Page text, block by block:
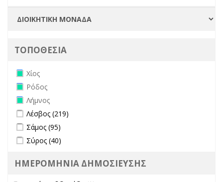
ΤΟΠΟΘΕΣΙΑ
Remove Χίος filter
Χίος
Remove Ρόδος filter
Ρόδος
Remove Λήμνος filter
Λήμνος
Apply Λέσβος filter
Λέσβος (219)
Apply Σάμος filter
Σάμος (95)
Apply Σύρος filter
Σύρος (40)
ΗΜΕΡΟΜΗΝΙΑ ΔΗΜΟΣΙΕΥΣΗΣ